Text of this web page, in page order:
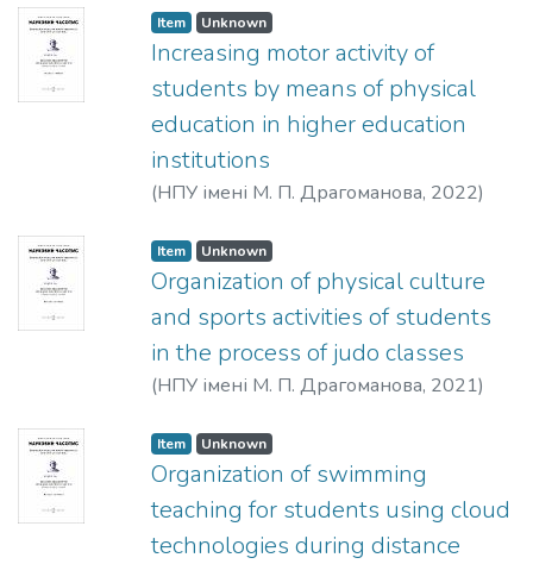
Item Unknown
Increasing motor activity of
students by means of physical
education in higher education
institutions
(НПУ імені М. П. Драгоманова, 2022)
Item Unknown
Organization of physical culture
and sports activities of students
in the process of judo classes
(НПУ імені М. П. Драгоманова, 2021)
Item Unknown
Organization of swimming
teaching for students using cloud
technologies during distance